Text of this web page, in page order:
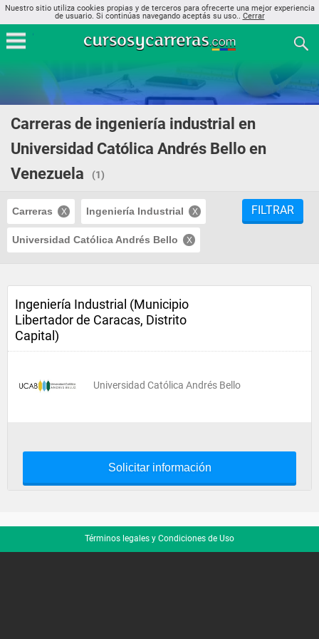
Nuestro sitio utiliza cookies propias y de terceros para ofrecerte una mejor experiencia
de usuario. Si continúas navegando aceptás su uso.. Cerrar
Carreras de ingeniería industrial en
Universidad Católica Andrés Bello en
Venezuela
(1)
Carreras Ingeniería Industrial
Universidad Católica Andrés Bello
FILTRAR
Ingeniería Industrial (Municipio
Libertador de Caracas, Distrito
Capital)
Universidad Católica Andrés Bello
Solicitar información
Términos legales y Condiciones de Uso